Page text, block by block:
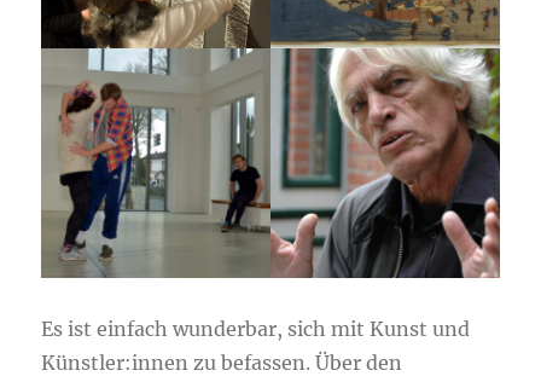
Es ist einfach wunderbar, sich mit Kunst und
Künstler:innen zu befassen. Über den